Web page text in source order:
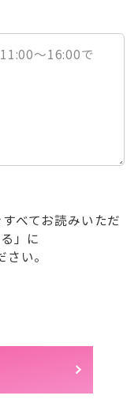
すべてお読みいただ
」に
い。